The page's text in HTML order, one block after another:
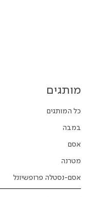
מותגים
כל המותגים
במבה
אסם
מטרנה
אסם-נסטלה פרופשיונל